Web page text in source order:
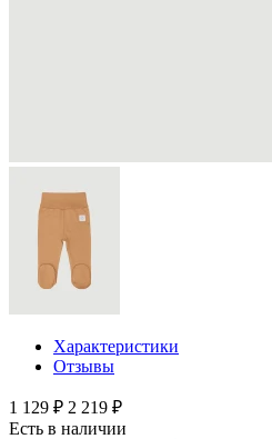
Характеристики
Отзывы
1 129 ₽ 2 219 ₽
Есть в наличии